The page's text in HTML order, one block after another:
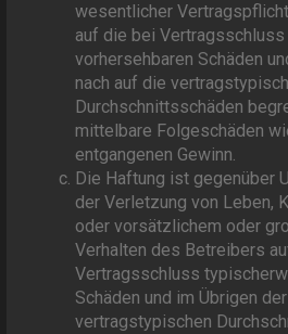
wesentlicher
auf die bei
vorhersehbaren Schäden
nach auf die
Durchschnittsschäden
mittelbare Folgeschäden
entgangenen Gewinn.
Die Haftung ist gegenüber
der Verletzung von Leben,
oder vorsätzlichem oder
Verhalten des Betreibers
Vertragsschluss
Schäden und im Übrigen
vertragstypischen